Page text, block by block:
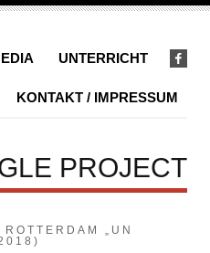
UNTERRICHT
KONTAKT / IMPRESSUM
PROJECT
„UN